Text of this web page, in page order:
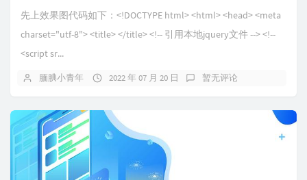
先上效果图代码如下：<!DOCTYPE html> <html> <head> <meta
charset="utf-8"> <title> </title> <!-- 引用本地jquery文件 --> <!--
<script sr...
腼腆小青年 2022 年 07 月 20 日 暂无评论